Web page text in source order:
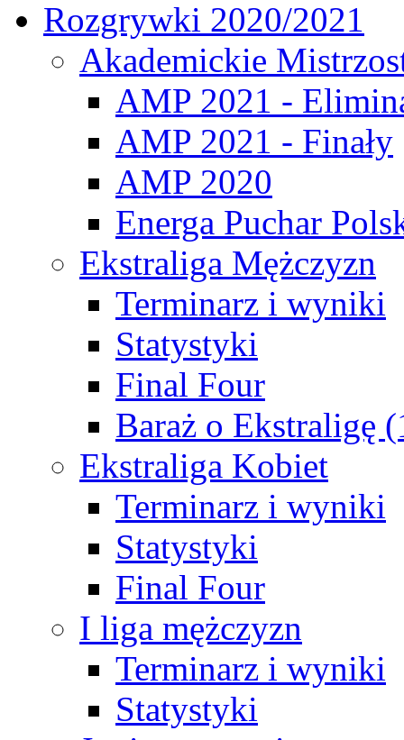
Rozgrywki 2020/2021
Akademickie
AMP 2021 -
AMP 2021 - Finały
AMP 2020
Energa Puchar
Ekstraliga Mężczyzn
Terminarz i wyniki
Statystyki
Final Four
Baraż o Ekstraligę
Ekstraliga Kobiet
Terminarz i wyniki
Statystyki
Final Four
I liga mężczyzn
Terminarz i wyniki
Statystyki